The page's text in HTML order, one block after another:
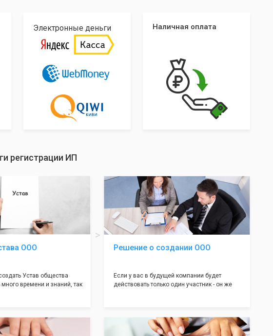
Электронные деньги Наличная оплата
регистрации ИП
ООО
Устав общества
много времени и знаний, так
вам свой
Общества, который
Решение о создании ООО
Если у вас в будущей компании будет
действовать только один участник - он же
грамотно составят данное заявление, а Вам
нужно будет только поставить подпись на